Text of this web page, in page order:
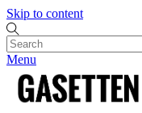
Skip to content
Menu